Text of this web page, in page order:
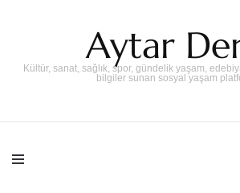
Aytar
Kültür, sanat, sağlık, spor, gündelik yaşam,
bilgiler sunan sosyal yaşam